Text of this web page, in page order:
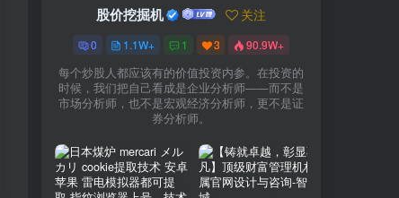
股价挖掘机 关注
0 1.1W+ 1 3 90.9W+
每个炒股人都应该有的价值投资内参。在投资的
时候，我们把自己看成是企业分析师——而不是
市场分析师，也不是宏观经济分析师，更不是证
券分析师。